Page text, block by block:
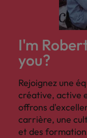
I'm
you?
Rejoignez une
créative, active
offrons
carrière, une
et des